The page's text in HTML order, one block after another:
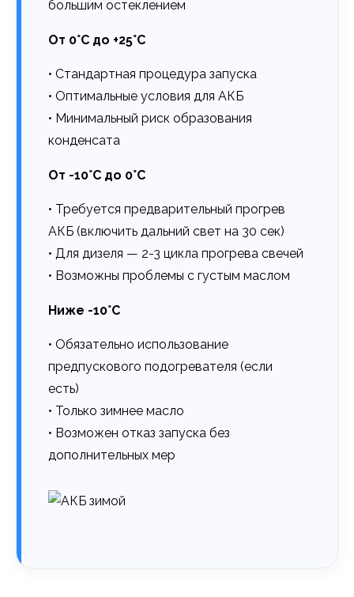
большим остеклением
От 0°C до +25°C
• Стандартная процедура запуска
• Оптимальные условия для АКБ
• Минимальный риск образования
конденсата
От -10°C до 0°C
• Требуется предварительный прогрев
АКБ (включить дальний свет на 30 сек)
• Для дизеля — 2-3 цикла прогрева свечей
• Возможны проблемы с густым маслом
Ниже -10°C
• Обязательно использование
предпускового подогревателя (если
есть)
• Только зимнее масло
• Возможен отказ запуска без
дополнительных мер